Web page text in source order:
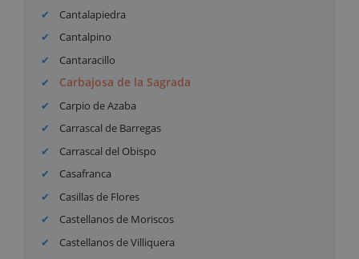
Cantalapiedra
Cantalpino
Cantaracillo
Carbajosa de la Sagrada
Carpio de Azaba
Carrascal de Barregas
Carrascal del Obispo
Casafranca
Casillas de Flores
Castellanos de Moriscos
Castellanos de Villiquera